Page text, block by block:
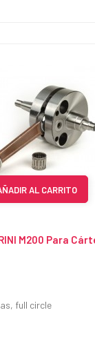
AL CARRITO
M200 Para
full circle